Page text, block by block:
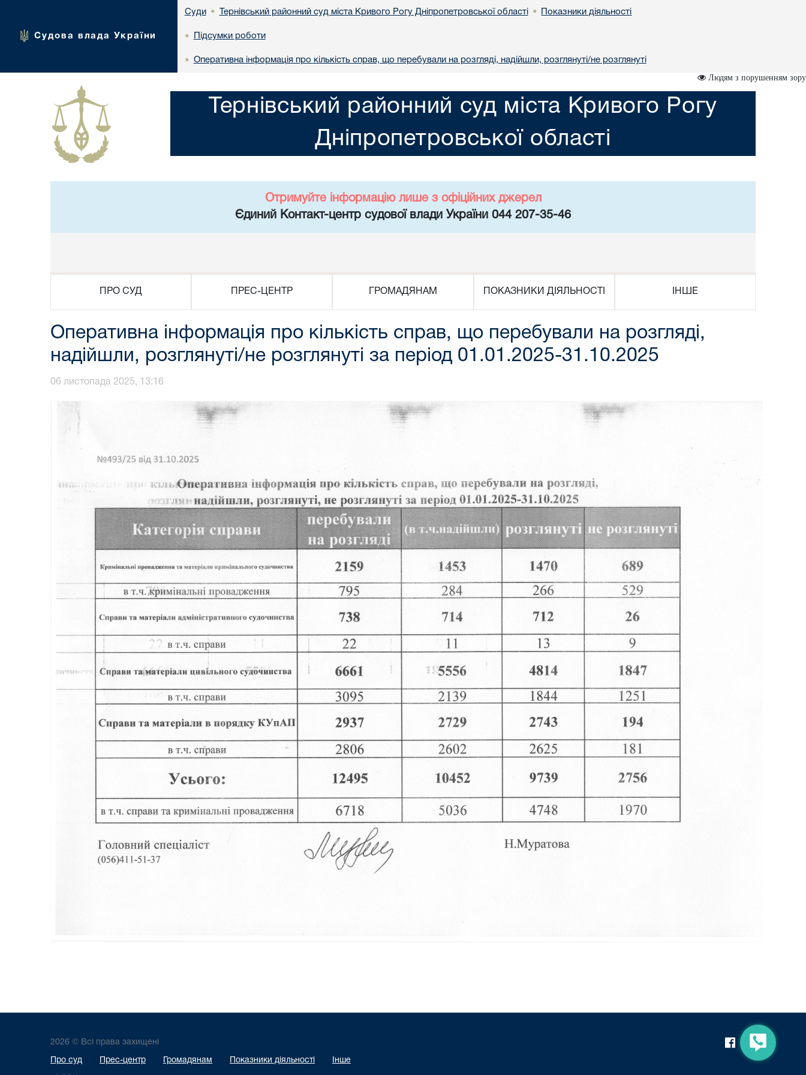
Судова влада України
Суди • Тернівський районний суд міста Кривого Рогу Дніпропетровської області • Показники діяльності
• Підсумки роботи
• Оперативна інформація про кількість справ, що перебували на розгляді, надійшли, розглянуті/не розглянуті
Людям з порушенням зору
Тернівський районний суд міста Кривого Рогу
Дніпропетровської області
Отримуйте інформацію лише з офіційних джерел
Єдиний Контакт-центр судової влади України 044 207-35-46
ПРО СУД ПРЕС-ЦЕНТР ГРОМАДЯНАМ ПОКАЗНИКИ ДІЯЛЬНОСТІ ІНШЕ
Оперативна інформація про кількість справ, що перебували на розгляді,
надійшли, розглянуті/не розглянуті за період 01.01.2025-31.10.2025
06 листопада 2025, 13:16
2026 © Всі права захищені
Про суд Прес-центр Громадянам Показники діяльності Інше